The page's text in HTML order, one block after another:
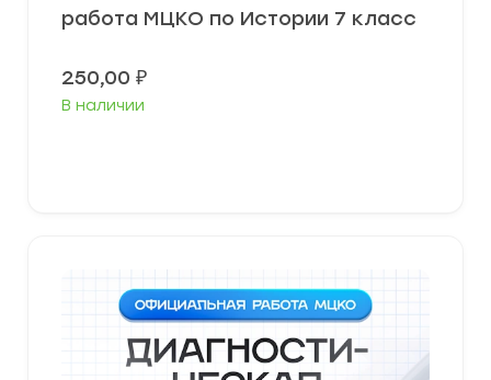
работа МЦКО по Истории 7 класс
250,00 ₽
В наличии